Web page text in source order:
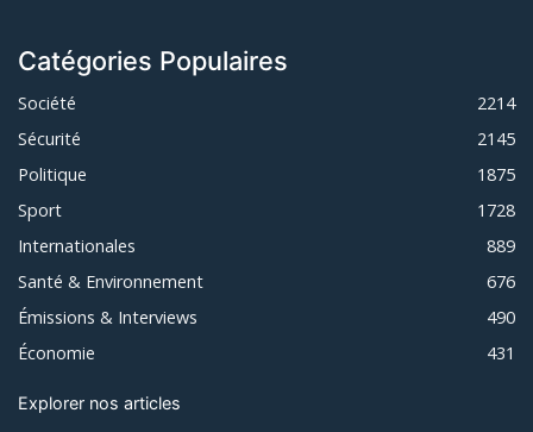
Catégories Populaires
Société
2214
Sécurité
2145
Politique
1875
Sport
1728
Internationales
889
Santé & Environnement
676
Émissions & Interviews
490
Économie
431
Explorer nos articles